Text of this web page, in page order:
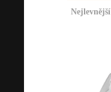
Nejlevnější